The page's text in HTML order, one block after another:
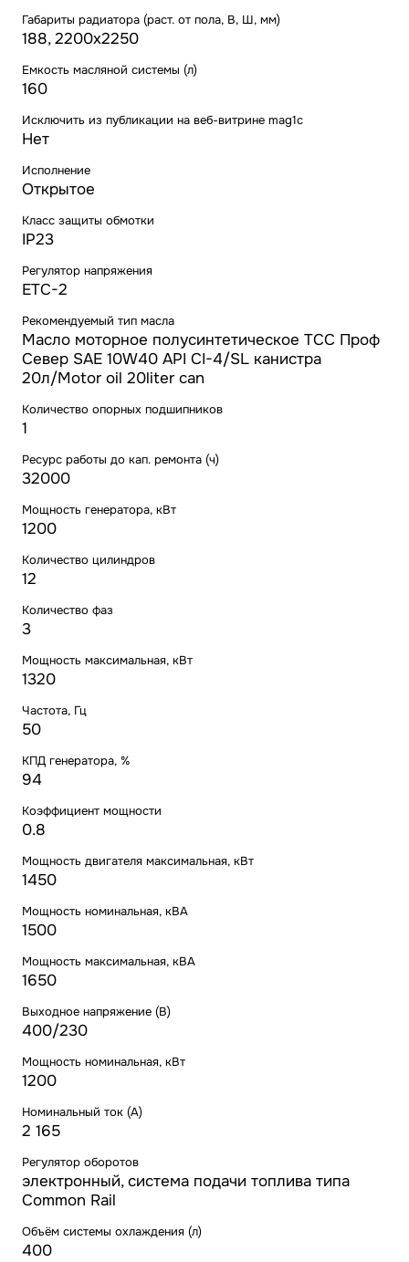
Габариты радиатора (раст. от пола, В, Ш, мм)
188, 2200x2250
Емкость масляной системы (л)
160
Исключить из публикации на веб-витрине mag1c
Нет
Исполнение
Открытое
Класс защиты обмотки
IP23
Регулятор напряжения
ETC-2
Рекомендуемый тип масла
Масло моторное полусинтетическое ТСС Проф
Север SAE 10W40 API CI-4/SL канистра
20л/Motor oil 20liter can
Количество опорных подшипников
1
Ресурс работы до кап. ремонта (ч)
32000
Мощность генератора, кВт
1200
Количество цилиндров
12
Количество фаз
3
Мощность максимальная, кВт
1320
Частота, Гц
50
КПД генератора, %
94
Коэффициент мощности
0.8
Мощность двигателя максимальная, кВт
1450
Мощность номинальная, кВА
1500
Мощность максимальная, кВА
1650
Выходное напряжение (В)
400/230
Мощность номинальная, кВт
1200
Номинальный ток (А)
2 165
Регулятор оборотов
электронный, система подачи топлива типа
Common Rail
Объём системы охлаждения (л)
400